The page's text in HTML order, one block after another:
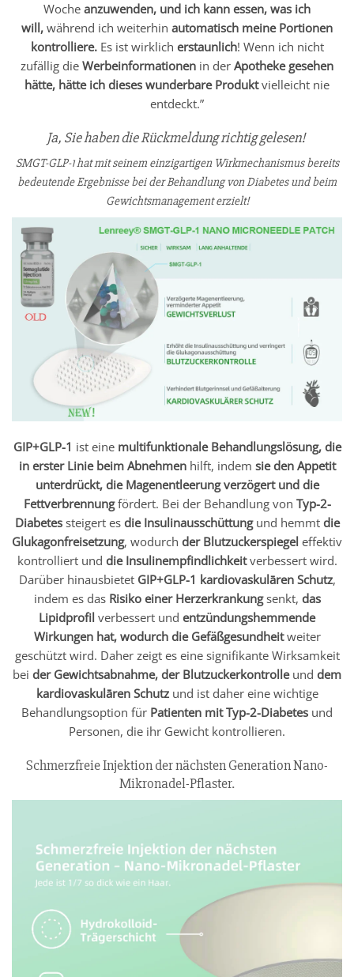
Woche anzuwenden, und ich kann essen, was ich
will, während ich weiterhin automatisch meine Portionen
kontrolliere.Es ist wirklich erstaunlich! Wenn ich nicht
zufällig die Werbeinformationen in der Apotheke gesehen
hätte, hätte ich dieses wunderbare Produktvielleicht nie
entdeckt.”
Ja, Sie haben die Rückmeldung richtig gelesen!
SMGT-GLP-1 hat mit seinem einzigartigen Wirkmechanismus bereits
bedeutende Ergebnisse bei der Behandlung von Diabetes und beim
Gewichtsmanagement erzielt!
GIP+GLP-1 ist einemultifunktionale Behandlungslösung, die
in erster Linie beim Abnehmenhilft, indem sie den Appetit
unterdrückt, die Magenentleerung verzögert und die
Fettverbrennungfördert. Bei der Behandlung von Typ-2-
Diabetessteigert es die Insulinausschüttungund hemmt die
Glukagonfreisetzung, wodurch der Blutzuckerspiegel effektiv
kontrolliert und die Insulinempfindlichkeitverbessert wird.
Darüber hinausbietet GIP+GLP-1 kardiovaskulāren Schutz,
indem es das Risiko einer Herzerkrankungsenkt, das
Lipidprofil verbessert und entzündungshemmende
Wirkungen hat, wodurch die Gefäßgesundheitweiter
geschützt wird. Daher zeigt es eine signifikante Wirksamkeit
bei der Gewichtsabnahme, der Blutzuckerkontrolleund dem
kardiovaskulāren Schutzund ist daher eine wichtige
Behandlungsoption für Patienten mit Typ-2-Diabetes und
Personen, die ihr Gewicht kontrollieren.
Schmerzfreie Injektion der nächsten Generation Nano-
Mikronadel-Pflaster.